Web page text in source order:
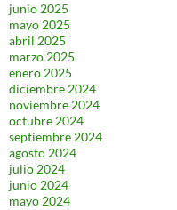
junio 2025
mayo 2025
abril 2025
marzo 2025
enero 2025
diciembre 2024
noviembre 2024
octubre 2024
septiembre 2024
agosto 2024
julio 2024
junio 2024
mayo 2024